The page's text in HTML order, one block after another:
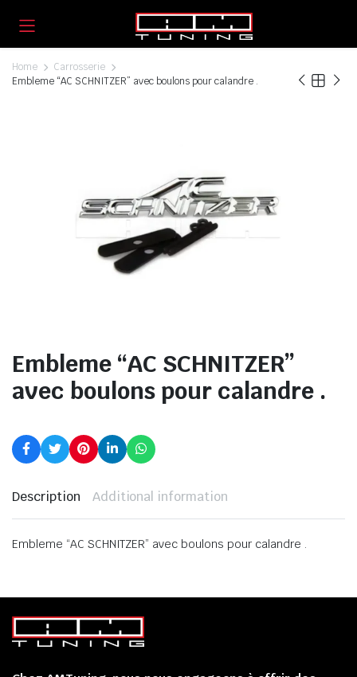
Home
Carrosserie
Embleme “AC SCHNITZER” avec boulons pour calandre .
Embleme “AC SCHNITZER”
avec boulons pour calandre .
Description Additional information
Embleme “AC SCHNITZER” avec boulons pour calandre .